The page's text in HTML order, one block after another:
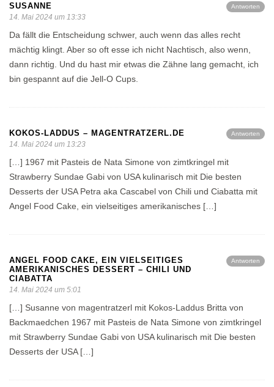
Antworten
SUSANNE
14. Mai 2024 um 13:33
Da fällt die Entscheidung schwer, auch wenn das alles recht
mächtig klingt. Aber so oft esse ich nicht Nachtisch, also wenn,
dann richtig. Und du hast mir etwas die Zähne lang gemacht, ich
bin gespannt auf die Jell-O Cups.
Antworten
KOKOS-LADDUS – MAGENTRATZERL.DE
14. Mai 2024 um 13:23
[…] 1967 mit Pasteis de Nata Simone von zimtkringel mit
Strawberry Sundae Gabi von USA kulinarisch mit Die besten
Desserts der USA Petra aka Cascabel von Chili und Ciabatta mit
Angel Food Cake, ein vielseitiges amerikanisches […]
Antworten
ANGEL FOOD CAKE, EIN VIELSEITIGES
AMERIKANISCHES DESSERT – CHILI UND
CIABATTA
14. Mai 2024 um 5:01
[…] Susanne von magentratzerl mit Kokos-Laddus Britta von
Backmaedchen 1967 mit Pasteis de Nata Simone von zimtkringel
mit Strawberry Sundae Gabi von USA kulinarisch mit Die besten
Desserts der USA […]